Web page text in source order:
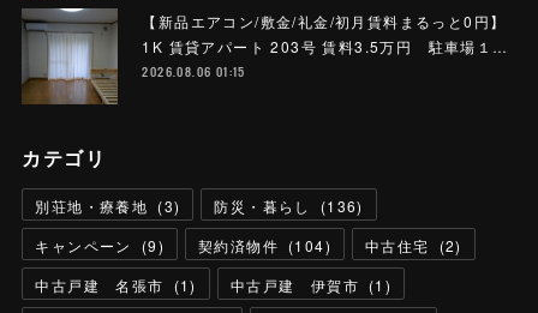
【新品エアコン/敷金/礼金/初月賃料まるっと0円】
1K 賃貸アパート 203号 賃料3.5万円 駐車場１…
2026.08.06 01:15
カテゴリ
別荘地・療養地 (3) 防災・暮らし (136)
キャンペーン
(9) 契約済物件 (104) 中古住宅 (2)
中古戸建 名張市
(1) 中古戸建 伊賀市 (1 )